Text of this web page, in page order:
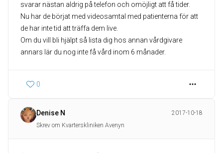
svarar nästan aldrig på telefon och omöjligt att få tider.
Nu har de börjat med videosamtal med patienterna för att
de har inte tid att träffa dem live.
Om du vill bli hjälpt så lista dig hos annan vårdgivare
0
Denise N
2017-10-18
Skrev om Kvarterskliniken Avenyn